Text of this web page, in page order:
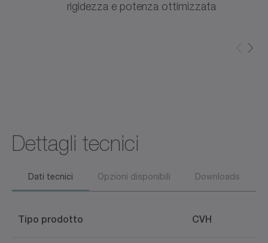
rigidezza e potenza ottimizzata
Dettagli tecnici
Dati tecnici Opzioni disponibili Downloads
Tipo prodotto CVH